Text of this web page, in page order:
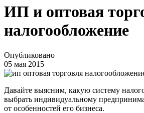
ИП и оптовая
налогообложение
Опубликовано
05 мая 2015
Давайте выясним, какую систему
выбрать индивидуальному
от особенностей его бизнеса.